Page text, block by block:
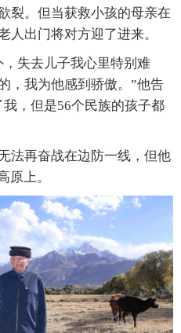
。但当获救小孩的母亲在
人出门将对方迎了进来。
失去儿子我心里特别难
，我为他感到骄傲。”他告
，但是56个民族的孩子都
再奋战在边防一线，但他
原上。